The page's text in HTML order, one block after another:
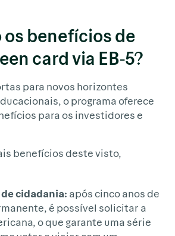
os benefícios de
card via EB-5?
para novos horizontes
o programa oferece
para os investidores e
benefícios deste visto,
cidadania: após cinco anos de
é possível solicitar a
o que garante uma série